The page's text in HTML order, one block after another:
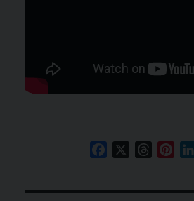
Facebook Threads